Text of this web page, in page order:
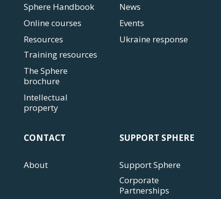
Sphere Handbook
Online courses
Resources
Training resources
The Sphere
brochure
Intellectual
property
News
Events
Ukraine response
CONTACT
About
SUPPORT SPHERE
Support Sphere
Corporate
Partnerships